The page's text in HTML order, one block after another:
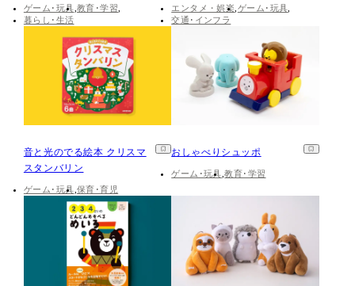
ゲーム･玩具 教育･学習
暮らし･生活
エンタメ・娯楽 ゲーム･玩具
交通･インフラ
音と光のでる絵本 クリスマ
スタンバリン
ゲーム･玩具 保育･育児
おしゃべりシュッポ
ゲーム･玩具 教育･学習